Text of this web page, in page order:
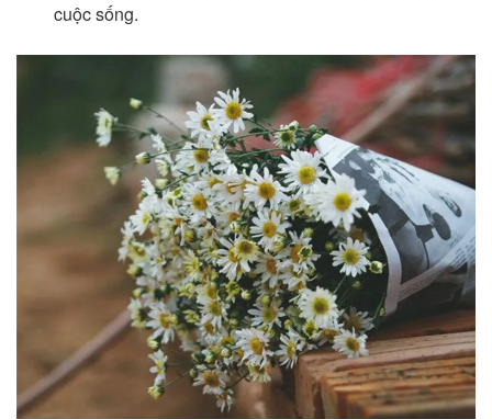
cuộc sống.